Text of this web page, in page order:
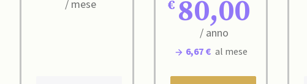
/ mese 80,00
/ anno
6,67 € al mese